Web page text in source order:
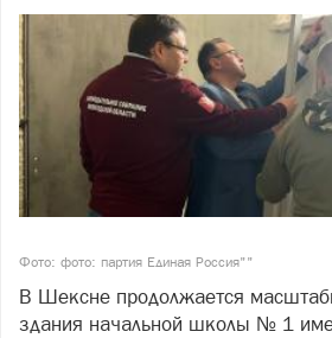
Фото: фото: партия Единая Россия""
В Шексне продолжается
здания начальной школы № 1